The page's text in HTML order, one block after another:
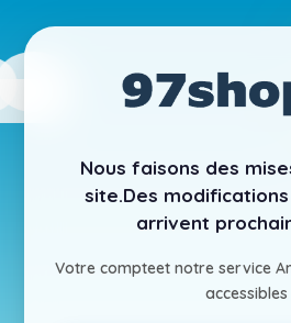
Nous faisons des
site.Des
arrivent
Votre compteet notre service
accessibles